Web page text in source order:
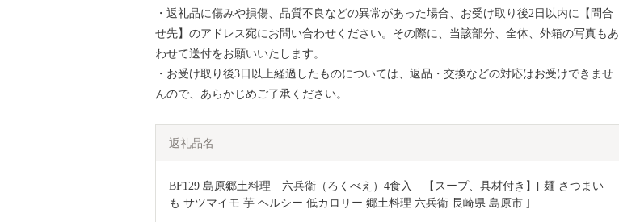
・返礼品に傷みや損傷、品質不良などの異常があった場合、お受け取り後2日以内に【問合
せ先】のアドレス宛にお問い合わせください。その際に、当該部分、全体、外箱の写真もあ
わせて送付をお願いいたします。
・お受け取り後3日以上経過したものについては、返品・交換などの対応はお受けできませ
んので、あらかじめご了承ください。
返礼品名
BF129 島原郷土料理　六兵衛（ろくべえ）4食入　【スープ、具材付き】[ 麺 さつまい
も サツマイモ 芋 ヘルシー 低カロリー 郷土料理 六兵衛 長崎県 島原市 ]